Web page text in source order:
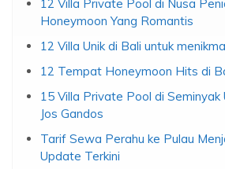
12 Villa Private Pool di Nusa
Honeymoon Yang Romantis
12 Villa Unik di Bali untuk
12 Tempat Honeymoon Hits di
15 Villa Private Pool di Seminyak
Jos Gandos
Tarif Sewa Perahu ke Pulau
Update Terkini